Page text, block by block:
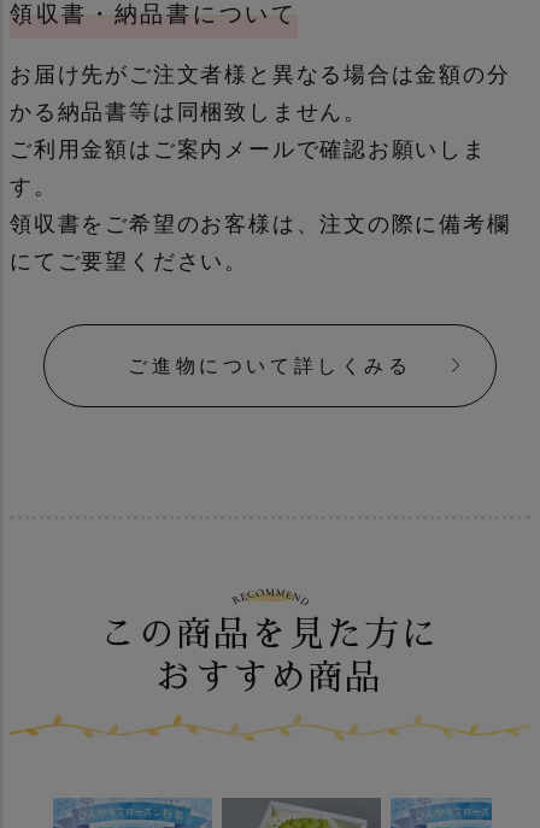
通常
母の日・父の日カード 季節もの
領収書・納品書について
お届け先がご注文者様と異なる場合は金額の分
かる納品書等は同梱致しません。
ご利用金額はご案内メールで確認お願いしま
す。
領収書をご希望のお客様は、注文の際に備考欄
にてご要望ください。
ご進物について詳しくみる
この商品を見た方に
おすすめ商品